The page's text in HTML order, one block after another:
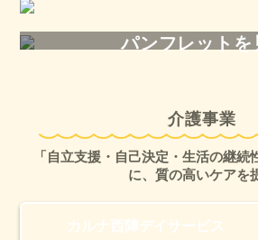
パンフレットを
介護事業
「自立支援・自己決定・生活の継続
に、質の高いケアを
カルナ西陣デイサービス